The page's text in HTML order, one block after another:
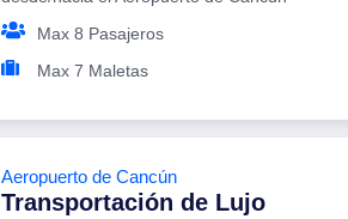
Max 8 Pasajeros
Max 7 Maletas
Aeropuerto de Cancún
Transportación de Lujo